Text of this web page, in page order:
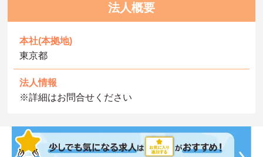
法人概要
本社(本拠地)
東京都
法人情報
※詳細はお問合せください